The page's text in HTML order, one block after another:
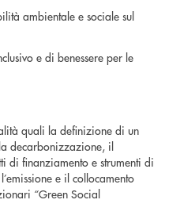
ambientale e sociale sul
e di benessere per le
quali la definizione di un
decarbonizzazione, il
di finanziamento e strumenti di
e il collocamento
“Green Social